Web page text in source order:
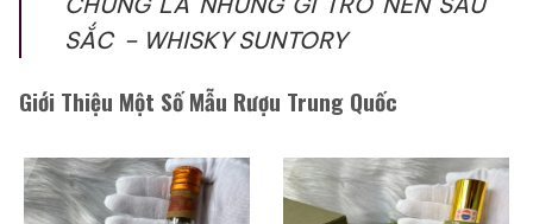
SẮC – WHISKY SUNTORY
Giới Thiệu Một Số Mẫu Rượu Trung Quốc